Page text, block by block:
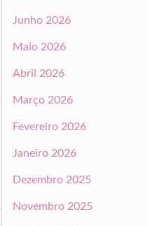
Junho 2026
Maio 2026
Abril 2026
Março 2026
Fevereiro 2026
Janeiro 2026
Dezembro 2025
Novembro 2025